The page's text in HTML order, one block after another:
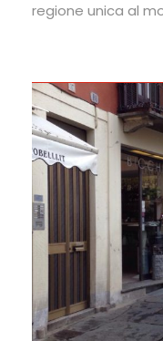
regione unica al